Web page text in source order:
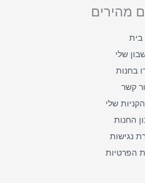
מהירים
בית
שלי
בחנות
קשר
שלי
החנות
נגישות
הפרטיות